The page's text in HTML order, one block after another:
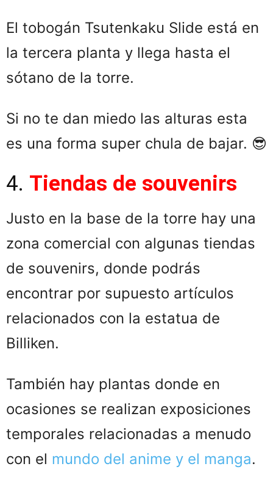
El tobogán Tsutenkaku Slide está en
la tercera planta y llega hasta el
sótano de la torre.
Si no te dan miedo las alturas esta
es una forma super chula de bajar. 😎
4. Tiendas de souvenirs
Justo en la base de la torre hay una
zona comercial con algunas tiendas
de souvenirs, donde podrás
encontrar por supuesto artículos
relacionados con la estatua de
Billiken.
También hay plantas donde en
ocasiones se realizan exposiciones
temporales relacionadas a menudo
con el mundo del anime y el manga.